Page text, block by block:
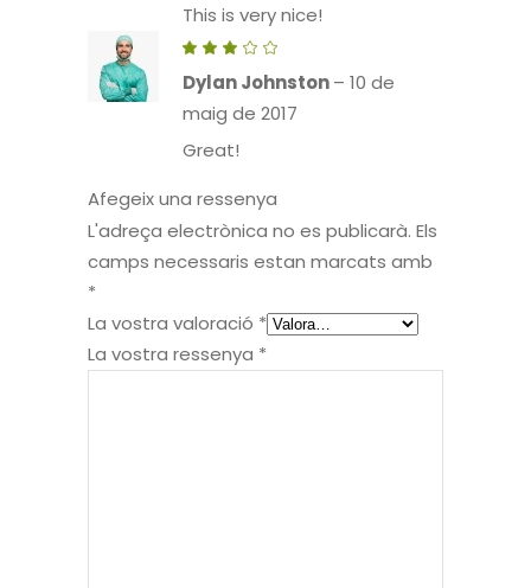
This is very nice!
3
de
Dylan Johnston– 10 de
maig de 2017
Great!
Afegeix una ressenya
L'adreça electrònica no es publicarà. Els
camps necessaris estan marcats amb
*
La vostra valoració *
La vostra ressenya *